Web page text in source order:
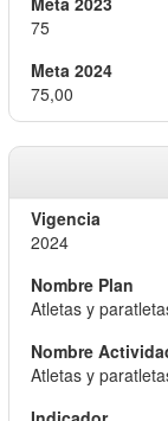
75
75,00
2024
Atletas y
Atletas y